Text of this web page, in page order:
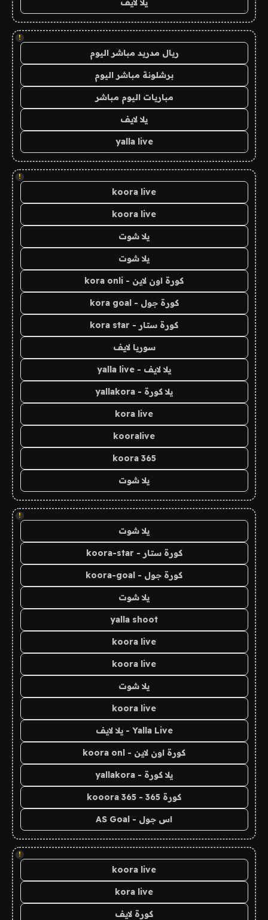
!
ريال مدريد مباشر اليوم
برشلونة مباشر اليوم
مباريات اليوم مباشر
يلا لايف
yalla live
!
koora live
koora live
يلا شوت
يلا شوت
كورة اون لاين - kora onli
كورة جول - kora goal
كورة ستار - kora star
سوريا لايف
يلا لايف - yalla live
يلا كورة - yallakora
kora live
kooralive
koora 365
يلا شوت
!
يلا شوت
كورة ستار - koora-star
كورة جول - koora-goal
يلا شوت
yalla shoot
koora live
koora live
يلا شوت
koora live
Yalla Live - يلا لايف
كورة اون لاين - koora onl
يلا كورة - yallakora
كورة 365 - kooora 365
اس جول - AS Goal
!
koora live
kora live
كورة لايف